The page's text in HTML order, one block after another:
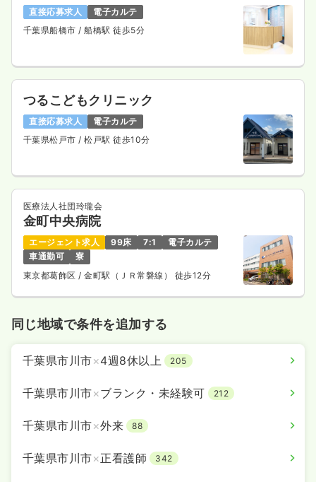
直接応募求人
電子カルテ
千葉県船橋市/ 船橋駅 徒歩5分
つるこどもクリニック
直接応募求人
電子カルテ
千葉県松戸市/ 松戸駅 徒歩10分
医療法人社団玲瓏会
金町中央病院
エージェント求人 99床 7:1
電子カルテ
車通勤可
寮
東京都葛飾区 / 金町駅（ＪＲ常磐線） 徒歩12分
同じ地域で条件を追加する
千葉県市川市×4週8休以上 205
千葉県市川市×ブランク・未経験可 212
千葉県市川市×外来 88
千葉県市川市×正看護師 342